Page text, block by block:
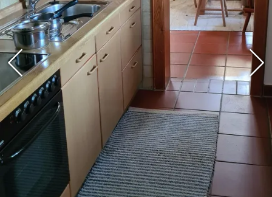
Regiobahn zwischen Ruhpolding und
Traunstein stehen Ihnen zur Verfügung. So
können Sie die Region in vollen Zügen
erleben und sich gleichzeitig von vielen
kostenfreien Angeboten überraschen
lassen. Auf Wunsch senden wir Ihnen gerne
weitere Informationen und die detaillierten
Nutzungsbedingungen zu.